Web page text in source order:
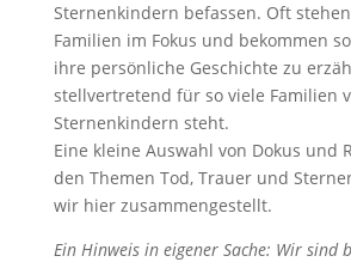
Sternenkindern befassen. Oft
Familien im Fokus und bekommen
ihre persönliche Geschichte zu
stellvertretend für so viele Familien
Sternenkindern steht.
Eine kleine Auswahl von Dokus und
den Themen Tod, Trauer und
wir hier zusammengestellt.
Ein Hinweis in eigener Sache: Wir sind